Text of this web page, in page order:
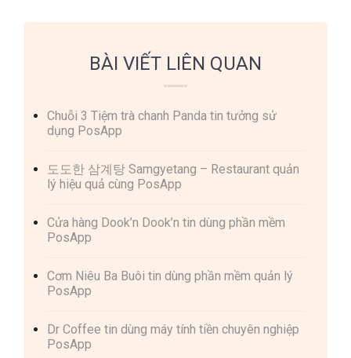
BÀI VIẾT LIÊN QUAN
Chuỗi 3 Tiệm trà chanh Panda tin tưởng sử
dụng PosApp
도도한 삼계탕 Samgyetang – Restaurant quản
lý hiệu quả cùng PosApp
Cửa hàng Dook’n Dook’n tin dùng phần mềm
PosApp
Cơm Niêu Ba Buôi tin dùng phần mềm quản lý
PosApp
Dr Coffee tin dùng máy tính tiền chuyên nghiệp
PosApp